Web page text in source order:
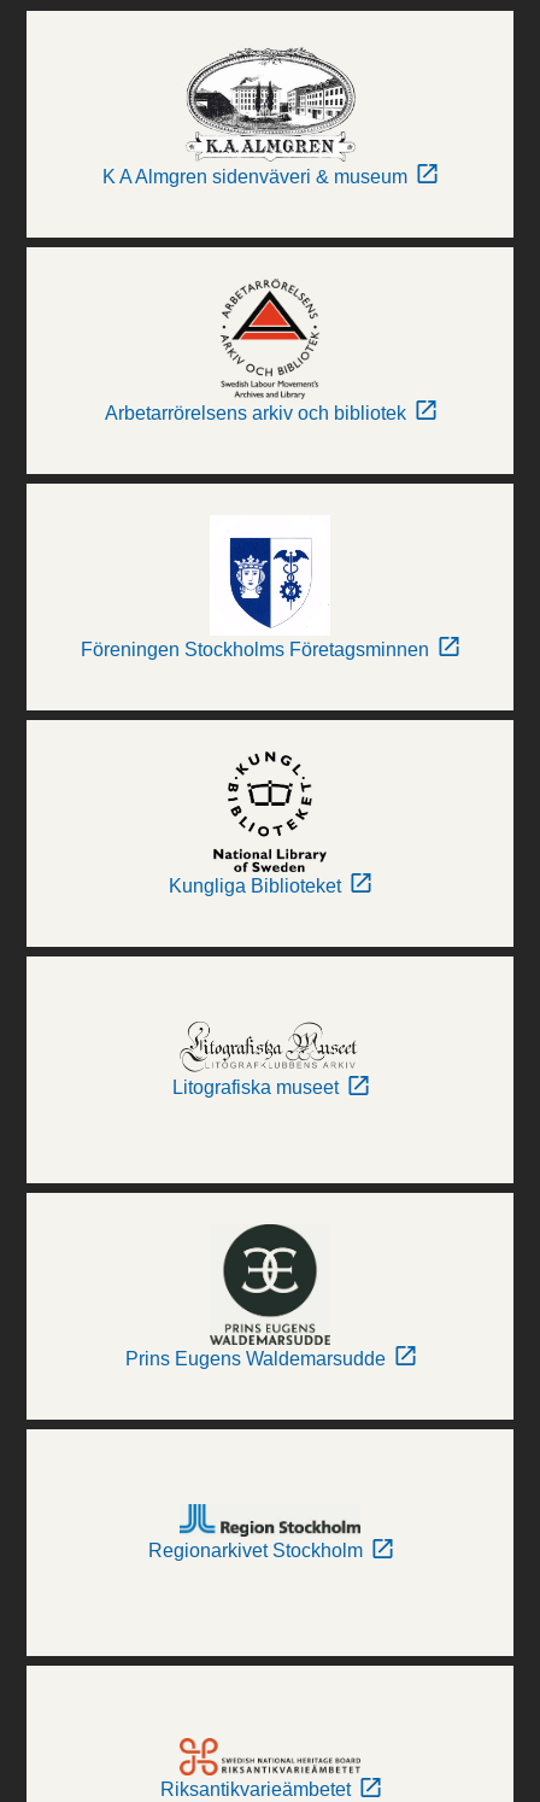
K A Almgren sidenväveri & museum
Arbetarrörelsens arkiv och bibliotek
Föreningen Stockholms Företagsminnen
Kungliga Biblioteket
Litografiska museet
Prins Eugens Waldemarsudde
Regionarkivet Stockholm
Riksantikvarieämbetet